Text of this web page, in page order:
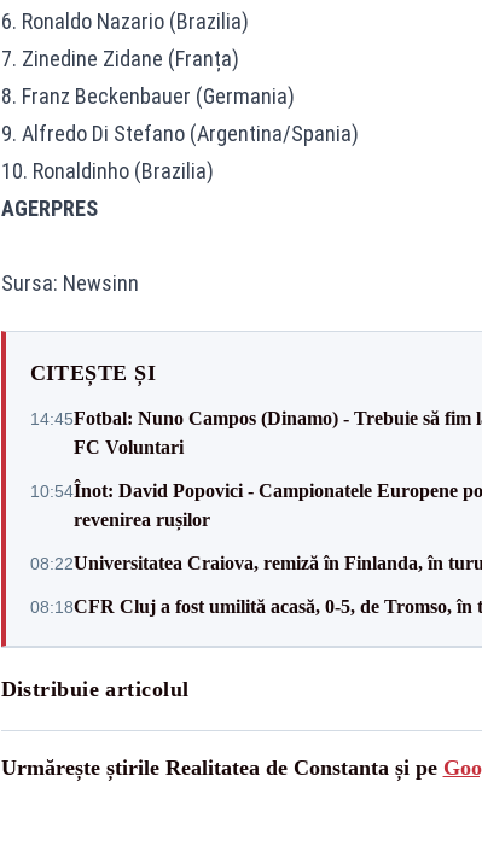
6. Ronaldo Nazario (Brazilia)
7. Zinedine Zidane (Franța)
8. Franz Beckenbauer (Germania)
9. Alfredo Di Stefano (Argentina/Spania)
10. Ronaldinho (Brazilia)
AGERPRES
Sursa: Newsinn
CITEȘTE ȘI
14:45Fotbal: Nuno Campos (Dinamo) - Trebuie să fim
FC Voluntari
10:54Înot: David Popovici - Campionatele Europene
revenirea rușilor
08:22Universitatea Craiova, remiză în Finlanda, în
08:18CFR Cluj a fost umilită acasă, 0-5, de Tromso,
Distribuie articolul
Urmărește știrile Realitatea de Constanta și pe